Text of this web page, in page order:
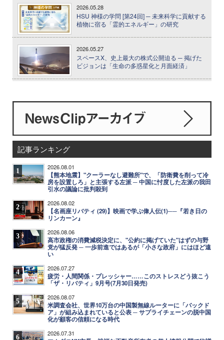
2026.05.28
HSU 神様の学問 [第24回] ─ 未来科学に貢献する
植物に宿る「霊的エネルギー」の研究
2026.05.27
スペースX、史上最大の株式公開迫る ─ 掲げた
ビジョンは「生命の多惑星化と月面経済」
記事ランキング
1 2026.08.01
【熊本地震】"クーラーなし避難所"で、「防衛費を削って冷
房を設置しろ」と主張する左派 ─ 中国に忖度した左派の我田
引水の議論に批判殺到
2 2026.08.02
【名画座リバティ (29)】映画で学ぶ偉人伝(1)──『若き日の
リンカーン』
3 2026.08.06
高市政権の消費減税決定に、"公約に掲げていた"はずの与野
党が猛反発 ─ 一歩前進ではあるが「小さな政府」にはほど遠
い
4 2026.07.27
疲労・人間関係・プレッシャー……このストレスどう抜こう
「ザ・リバティ」9月号(7月30日発売)
5 2026.08.07
米調査会社、世界10万台の中国製無線ルーターに「バックド
ア」が組み込まれていると公表 ─ サプライチェーンの脱中国
化が顧客の信頼になる時代
6 2026.07.31